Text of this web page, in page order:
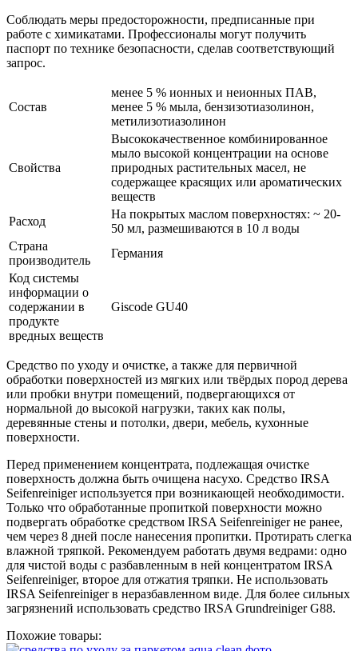
Соблюдать меры предосторожности, предписанные при
работе с химикатами. Профессионалы могут получить
паспорт по технике безопасности, сделав соответствующий
запрос.
Состав
менее 5 % ионных и неионных ПАВ,
менее 5 % мыла, бензизотиазолинон,
метилизотиазолинон
Свойства
Высококачественное комбинированное
мыло высокой концентрации на основе
природных растительных масел, не
содержащее красящих или ароматических
веществ
Расход
На покрытых маслом поверхностях: ~ 20-
50 мл, размешиваются в 10 л воды
Страна
производитель
Германия
Код системы
информации о
содержании в
продукте
вредных веществ
Giscode GU40
Средство по уходу и очистке, а также для первичной
обработки поверхностей из мягких или твёрдых пород дерева
или пробки внутри помещений, подвергающихся от
нормальной до высокой нагрузки, таких как полы,
деревянные стены и потолки, двери, мебель, кухонные
поверхности.
Перед применением концентрата, подлежащая очистке
поверхность должна быть очищена насухо. Средство IRSA
Seifenreiniger используется при возникающей необходимости.
Только что обработанные пропиткой поверхности можно
подвергать обработке средством IRSA Seifenreiniger не ранее,
чем через 8 дней после нанесения пропитки. Протирать слегка
влажной тряпкой. Рекомендуем работать двумя ведрами: одно
для чистой воды с разбавленным в ней концентратом IRSA
Seifenreiniger, второе для отжатия тряпки. Не использовать
IRSA Seifenreiniger в неразбавленном виде. Для более сильных
загрязнений использовать средство IRSA Grundreiniger G88.
Похожие товары: